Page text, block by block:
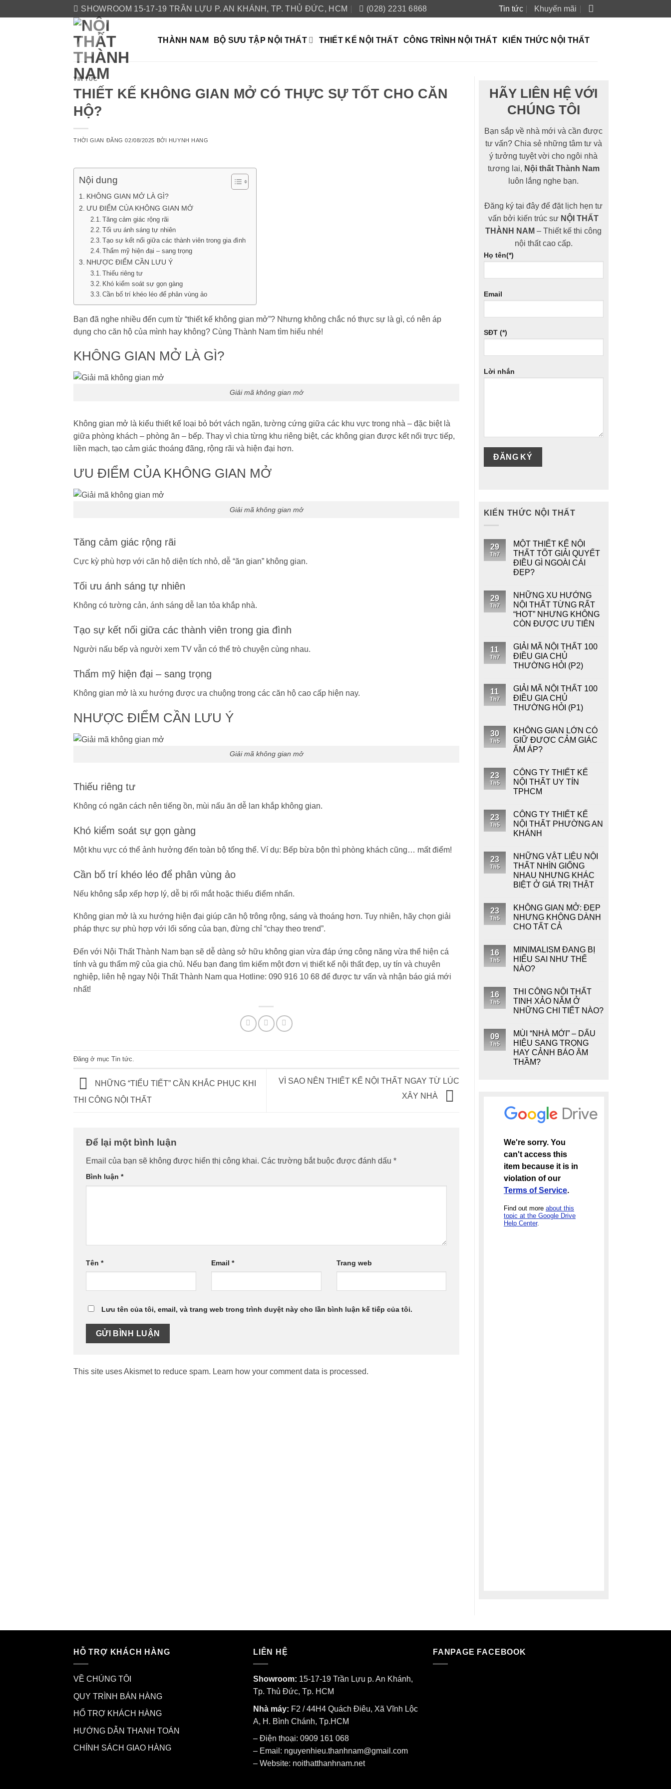
to
SHOWROOM 15-17-19 TRẦN LỰU P. AN KHÁNH, TP. THỦ ĐỨC, HCM (028) 2231 6868 Tin tức Khuyến mãi
THÀNH NAM BỘ SƯU TẬP NỘI THẤT THIẾT KẾ NỘI THẤT CÔNG TRÌNH NỘI THẤT KIẾN THỨC NỘI THẤT
TIN TỨC
THIẾT KẾ KHÔNG GIAN MỞ CÓ THỰC SỰ TỐT CHO CĂN
HỘ?
THỜI GIAN ĐĂNG02/08/2025 BỞI HUYNH HANG
Nội dung
KHÔNG GIAN MỞ LÀ GÌ?
ƯU ĐIỂM CỦA KHÔNG GIAN MỞ
Tăng cảm giác rộng rãi
Tối ưu ánh sáng tự nhiên
Tạo sự kết nối giữa các thành viên trong gia đình
Thẩm mỹ hiện đại – sang trọng
NHƯỢC ĐIỂM CẦN LƯU Ý
Thiếu riêng tư
Khó kiểm soát sự gọn gàng
Cần bố trí khéo léo để phân vùng ảo
Bạn đã nghe nhiều đến cụm từ “thiết kế không gian mở”? Nhưng không chắc nó thực sự là gì, có nên áp
dụng cho căn hộ của mình hay không? Cùng Thành Nam tìm hiểu nhé!
KHÔNG GIAN MỞ LÀ GÌ?
Giải mã không gian mở
Không gian mở là kiểu thiết kế loại bỏ bớt vách ngăn, tường cứng giữa các khu vực trong nhà – đặc biệt là
giữa phòng khách – phòng ăn – bếp. Thay vì chia từng khu riêng biệt, các không gian được kết nối trực tiếp,
liền mạch, tạo cảm giác thoáng đãng, rộng rãi và hiện đại hơn.
ƯU ĐIỂM CỦA KHÔNG GIAN MỞ
Giải mã không gian mở
Tăng cảm giác rộng rãi
Cực kỳ phù hợp với căn hộ diện tích nhỏ, dễ “ăn gian” không gian.
Tối ưu ánh sáng tự nhiên
Không có tường cản, ánh sáng dễ lan tỏa khắp nhà.
Tạo sự kết nối giữa các thành viên trong gia đình
Người nấu bếp và người xem TV vẫn có thể trò chuyện cùng nhau.
Thẩm mỹ hiện đại – sang trọng
Không gian mở là xu hướng được ưa chuộng trong các căn hộ cao cấp hiện nay.
NHƯỢC ĐIỂM CẦN LƯU Ý
Giải mã không gian mở
Thiếu riêng tư
Không có ngăn cách nên tiếng ồn, mùi nấu ăn dễ lan khắp không gian.
Khó kiểm soát sự gọn gàng
Một khu vực có thể ảnh hưởng đến toàn bộ tổng thể. Ví dụ: Bếp bừa bộn thì phòng khách cũng… mất điểm!
Cần bố trí khéo léo để phân vùng ảo
Nếu không sắp xếp hợp lý, dễ bị rối mắt hoặc thiếu điểm nhấn.
Không gian mở là xu hướng hiện đại giúp căn hộ trông rộng, sáng và thoáng hơn. Tuy nhiên, hãy chọn giải
pháp thực sự phù hợp với lối sống của bạn, đừng chỉ “chạy theo trend”.
Đến với Nội Thất Thành Nam bạn sẽ dễ dàng sở hữu không gian vừa đáp ứng công năng vừa thể hiện cá
tính và gu thẩm mỹ của gia chủ. Nếu bạn đang tìm kiếm một đơn vị thiết kế nội thất đẹp, uy tín và chuyên
nghiệp, liên hệ ngay Nội Thất Thành Nam qua Hotline: 090 916 10 68 để được tư vấn và nhận báo giá mới
nhất!
Đăng ở mục Tin tức
NHỮNG “TIỂU TIẾT” CẦN KHẮC PHỤC KHI
THI CÔNG NỘI THẤT
VÌ SAO NÊN THIẾT KẾ NỘI THẤT NGAY TỪ LÚC
XÂY NHÀ
Để lại một bình luận
Email của bạn sẽ không được hiển thị công khai. Các trường bắt buộc được đánh dấu *
Bình luận *
Tên * Email * Trang web
Lưu tên của tôi, email, và trang web trong trình duyệt này cho lần bình luận kế tiếp của tôi.
This site uses Akismet to reduce spam. Learn how your comment data is processed.
HÃY LIÊN HỆ VỚI
CHÚNG TÔI
Bạn sắp về nhà mới và cần được
tư vấn? Chia sẻ những tâm tư và
ý tưởng tuyệt vời cho ngôi nhà
tương lai, Nội thất Thành Nam
luôn lắng nghe bạn.
Đăng ký tại đây để đặt lịch hẹn tư
vấn bởi kiến trúc sư NỘI THẤT
THÀNH NAM – Thiết kế thi công
nội thất cao cấp.
Họ tên(*)
Email
SĐT (*)
Lời nhắn
KIẾN THỨC NỘI THẤT
29
Th7
MỘT THIẾT KẾ NỘI
THẤT TỐT GIẢI QUYẾT
ĐIỀU GÌ NGOÀI CÁI
ĐẸP?
29
Th7
NHỮNG XU HƯỚNG
NỘI THẤT TỪNG RẤT
“HOT” NHƯNG KHÔNG
CÒN ĐƯỢC ƯU TIÊN
11
Th7
GIẢI MÃ NỘI THẤT 100
ĐIỀU GIA CHỦ
THƯỜNG HỎI (P2)
11
Th7
GIẢI MÃ NỘI THẤT 100
ĐIỀU GIA CHỦ
THƯỜNG HỎI (P1)
30
Th5
KHÔNG GIAN LỚN CÓ
GIỮ ĐƯỢC CẢM GIÁC
ẤM ÁP?
23
Th5
CÔNG TY THIẾT KẾ
NỘI THẤT UY TÍN
TPHCM
23
Th5
CÔNG TY THIẾT KẾ
NỘI THẤT PHƯỜNG AN
KHÁNH
23
Th5
NHỮNG VẬT LIỆU NỘI
THẤT NHÌN GIỐNG
NHAU NHƯNG KHÁC
BIỆT Ở GIÁ TRỊ THẬT
23
Th5
KHÔNG GIAN MỞ: ĐẸP
NHƯNG KHÔNG DÀNH
CHO TẤT CẢ
16
Th5
MINIMALISM ĐANG BỊ
HIỂU SAI NHƯ THẾ
NÀO?
16
Th5
THI CÔNG NỘI THẤT
TINH XẢO NẰM Ở
NHỮNG CHI TIẾT NÀO?
09
Th5
MÙI “NHÀ MỚI” – DẤU
HIỆU SANG TRỌNG
HAY CẢNH BÁO ÂM
THẦM?
HỖ TRỢ KHÁCH HÀNG
VỀ CHÚNG TÔI
QUY TRÌNH BÁN HÀNG
HỔ TRỢ KHÁCH HÀNG
HƯỚNG DẪN THANH TOÁN
CHÍNH SÁCH GIAO HÀNG
LIÊN HỆ
Showroom: 15-17-19 Trần Lựu p. An Khánh,
Tp. Thủ Đức, Tp. HCM
Nhà máy: F2 / 44H4 Quách Điêu, Xã Vĩnh Lộc
A, H. Bình Chánh, Tp.HCM
– Điện thoại: 0909 161 068
– Email: nguyenhieu.thanhnam@gmail.com
– Website: noithatthanhnam.net
FANPAGE FACEBOOK